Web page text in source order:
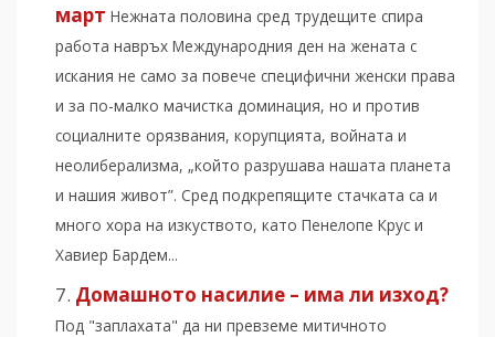
март Нежната половина сред трудещите спира
работа навръх Международния ден на жената с
искания не само за повече специфични женски права
и за по-малко мачистка доминация, но и против
социалните орязвания, корупцията, войната и
неолиберализма, „който разрушава нашата планета
и нашия живот”. Сред подкрепящите стачката са и
много хора на изкуството, като Пенелопе Крус и
Хавиер Бардем...
Домашното насилие – има ли изход?
Под "заплахата" да ни превземе митичното